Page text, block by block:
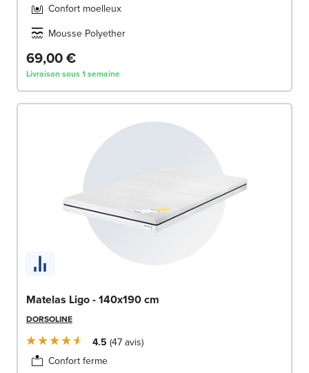
Confort moelleux
Mousse Polyether
69,00 €
Livraison sous 1 semaine
Matelas Ligo - 140x190 cm
DORSOLINE
4.5 47 avis
Confort ferme